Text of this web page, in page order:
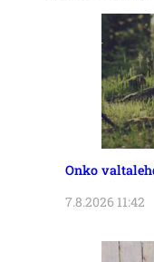
Onko
7.8.2026 11:42